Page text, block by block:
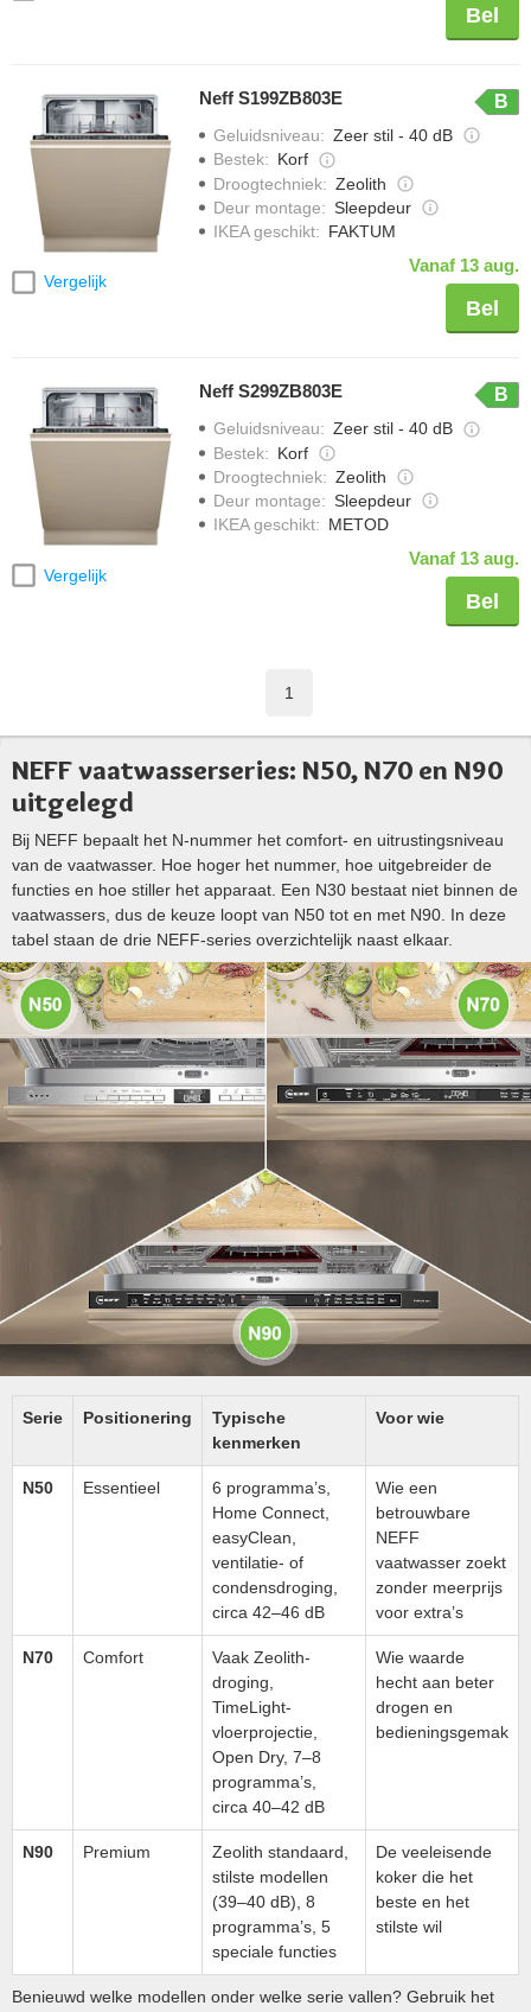
Bel
Vergelijk
Neff S199ZB803E B
Geluidsniveau: Zeer stil - 40 dB
Bestek: Korf
Droogtechniek: Zeolith
Deur montage: Sleepdeur
IKEA geschikt: FAKTUM
Vanaf 13 aug.
Bel
Vergelijk
Neff S299ZB803E B
Geluidsniveau: Zeer stil - 40 dB
Bestek: Korf
Droogtechniek: Zeolith
Deur montage: Sleepdeur
IKEA geschikt: METOD
Vanaf 13 aug.
Bel
1
NEFF vaatwasserseries: N50, N70 en N90
uitgelegd
Bij NEFF bepaalt het N-nummer het comfort- en uitrustingsniveau
van de vaatwasser. Hoe hoger het nummer, hoe uitgebreider de
functies en hoe stiller het apparaat. Een N30 bestaat niet binnen de
vaatwassers, dus de keuze loopt van N50 tot en met N90. In deze
tabel staan de drie NEFF-series overzichtelijk naast elkaar.
Serie Positionering
Typische
kenmerken
Voor wie
N50 Essentieel
6 programma’s,
Home Connect,
easyClean,
ventilatie- of
condensdroging,
circa 42–46 dB
Wie een
betrouwbare
NEFF
vaatwasser zoekt
zonder meerprijs
voor extra’s
N70 Comfort
Vaak Zeolith-
droging,
TimeLight-
vloerprojectie,
Open Dry, 7–8
programma’s,
circa 40–42 dB
Wie waarde
hecht aan beter
drogen en
bedieningsgemak
N90 Premium
Zeolith standaard,
stilste modellen
(39–40 dB), 8
programma’s, 5
speciale functies
De veeleisende
koker die het
beste en het
stilste wil
Benieuwd welke modellen onder welke serie vallen? Gebruik het